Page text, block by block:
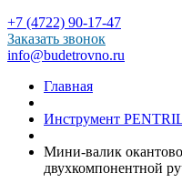
+7 (4722) 90-17-47
Заказать звонок
info@budetrovno.ru
Главная
Инструмент
Мини-валик
двухкомпонентной